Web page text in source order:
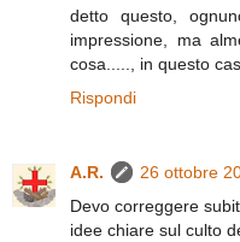
detto questo,
impressione, ma
cosa....., in questo
Rispondi
A.R.
26 ottobre
Devo correggere
idee chiare sul culto